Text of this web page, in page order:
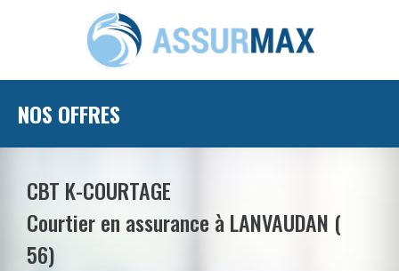
NOS OFFRES
CBT K-COURTAGE
Courtier en assurance à LANVAUDAN (
56)